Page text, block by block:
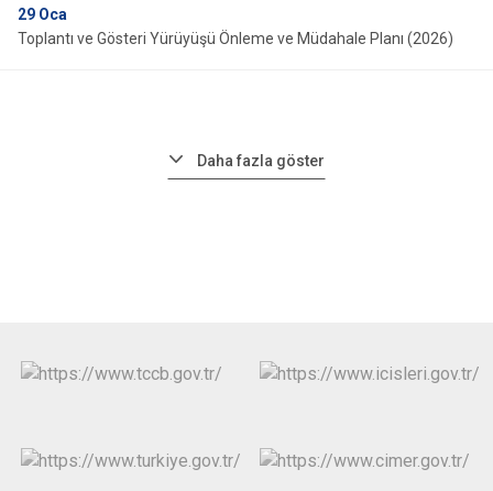
29 Oca
Toplantı ve Gösteri Yürüyüşü Önleme ve Müdahale Planı (2026)
Daha fazla göster